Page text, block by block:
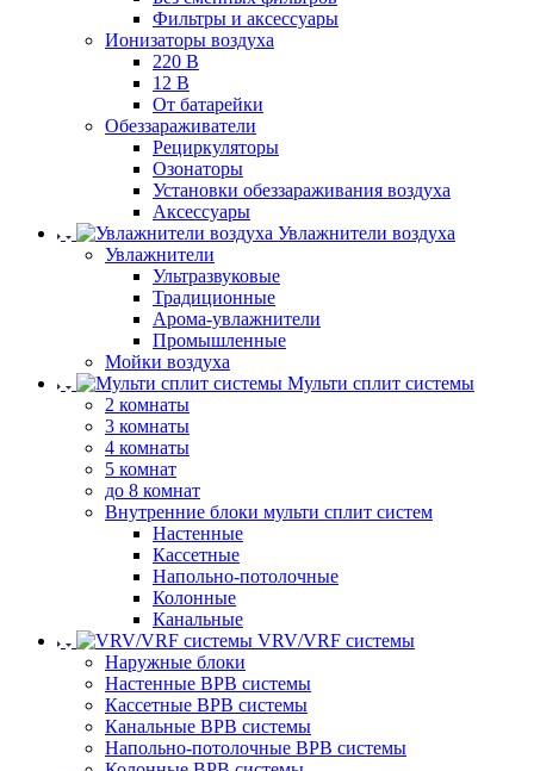
Фильтры и аксессуары
Ионизаторы воздуха
220 В
12 В
От батарейки
Обеззараживатели
Рециркуляторы
Озонаторы
Установки обеззараживания воздуха
Аксессуары
Увлажнители воздуха
Увлажнители
Ультразвуковые
Традиционные
Арома-увлажнители
Промышленные
Мойки воздуха
Мульти сплит системы
2 комнаты
3 комнаты
4 комнаты
5 комнат
до 8 комнат
Внутренние блоки мульти сплит систем
Настенные
Кассетные
Напольно-потолочные
Колонные
Канальные
VRV/VRF системы
Наружные блоки
Настенные ВРВ системы
Кассетные ВРВ системы
Канальные ВРВ системы
Напольно-потолочные ВРВ системы